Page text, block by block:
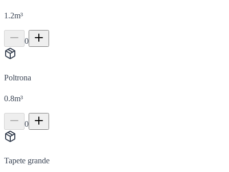
1.2m³
0
Poltrona
0.8m³
0
Tapete grande